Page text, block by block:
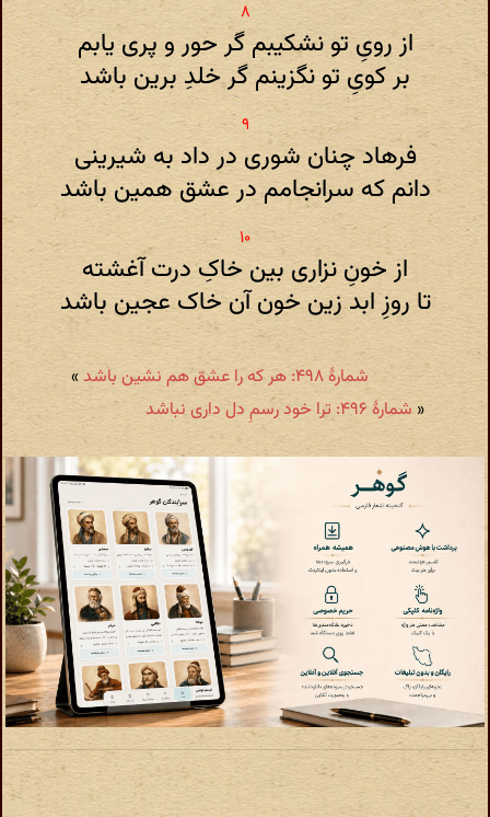
از رویِ تو نشکیبم گر حور و پری یابم
بر کویِ تو نگزینم گر خلدِ برین باشد
فرهاد چنان شوری در داد به شیرینی
دانم که سرانجامم در عشق همین باشد
از خونِ نزاری بین خاکِ درت آغشته
تا روزِ ابد زین خون آن خاک عجین باشد
شمارهٔ ۴۹۸: هر که را عشق هم نشین باشد
»
« شمارهٔ ۴۹۶: ترا خود رسمِ دل داری نباشد